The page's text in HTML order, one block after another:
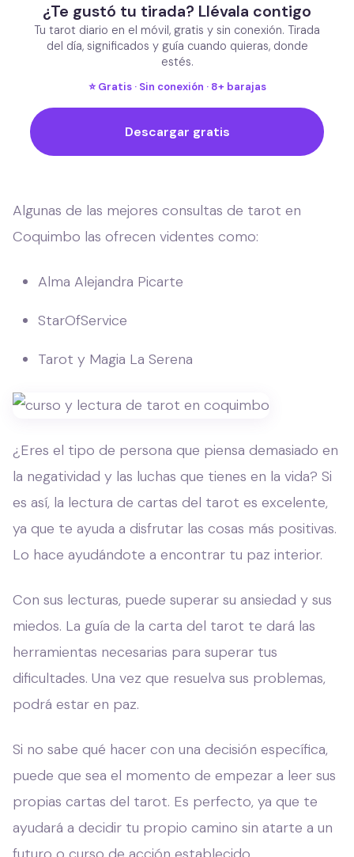
¿Te gustó tu tirada? Llévala contigo
Tu tarot diario en el móvil, gratis y sin conexión. Tirada
del día, significados y guía cuando quieras, donde
estés.
⭐ Gratis · Sin conexión · 8+ barajas
Descargar gratis
Algunas de las mejores consultas de tarot en
Coquimbo las ofrecen videntes como:
Alma Alejandra Picarte
StarOfService
Tarot y Magia La Serena
¿Eres el tipo de persona que piensa demasiado en
la negatividad y las luchas que tienes en la vida? Si
es así, la lectura de cartas del tarot es excelente,
ya que te ayuda a disfrutar las cosas más positivas.
Lo hace ayudándote a encontrar tu paz interior.
Con sus lecturas, puede superar su ansiedad y sus
miedos. La guía de la carta del tarot te dará las
herramientas necesarias para superar tus
dificultades. Una vez que resuelva sus problemas,
podrá estar en paz.
Si no sabe qué hacer con una decisión específica,
puede que sea el momento de empezar a leer sus
propias cartas del tarot. Es perfecto, ya que te
ayudará a decidir tu propio camino sin atarte a un